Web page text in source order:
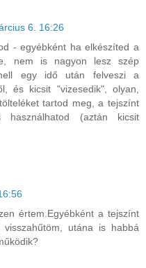
6. 16:26
- egyébként ha elkészíted a
nem is nagyon lesz szép
egy idő után felveszi a
és kicsit "vizesedik", olyan,
tartod meg, a tejszínt
használhatod (aztán kicsit
értem.Egyébként a tejszínt
utána is habbá